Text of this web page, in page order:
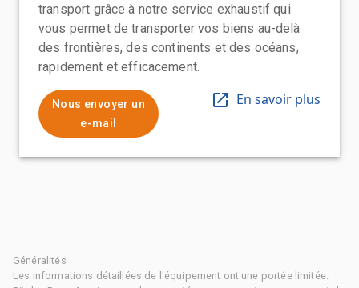
transport grâce à notre service exhaustif qui
vous permet de transporter vos biens au-delà
des frontières, des continents et des océans,
rapidement et efficacement.
Nous envoyer un
e-mail
En savoir plus
Généralités
Les informations détaillées de l'équipement ont une portée limitée.